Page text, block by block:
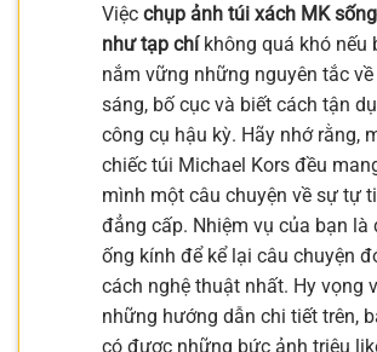
Việc chụp ảnh túi xách MK
như tạp chíkhông quá khó nếu
nắm vững những nguyên tắc về
sáng, bố cục và biết cách tận
công cụ hậu kỳ. Hãy nhớ rằng,
chiếc túi Michael Kors đều
mình một câu chuyện về sự tự
đẳng cấp. Nhiệm vụ của bạn là
ống kính để kể lại câu chuyện
cách nghệ thuật nhất. Hy vọng
những hướng dẫn chi tiết trên,
có được những bức ảnh triệu